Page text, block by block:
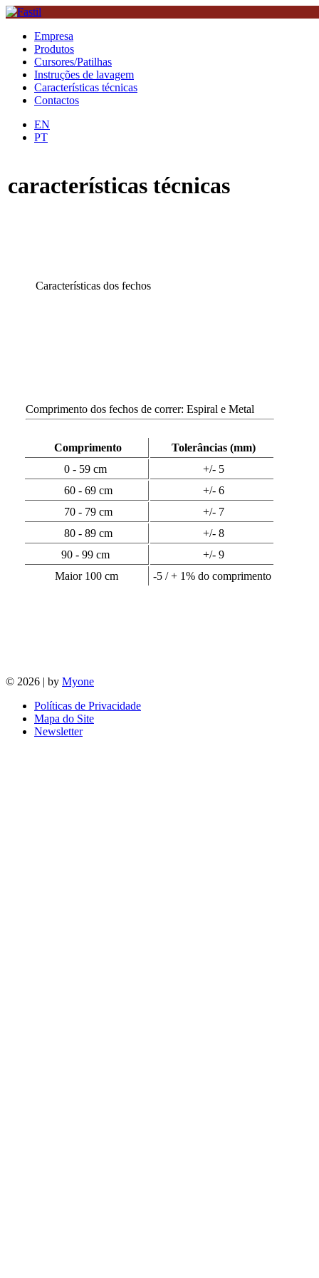
Empresa
Produtos
Cursores/Patilhas
Instruções de lavagem
Características técnicas
Contactos
EN
PT
características técnicas
Características dos fechos
Comprimento dos fechos de correr: Espiral e Metal
Comprimento
Tolerâncias (mm)
0 - 59 cm
+/- 5
60 - 69 cm
+/- 6
70 - 79 cm
+/- 7
80 - 89 cm
+/- 8
90 - 99 cm
+/- 9
Maior 100 cm
-5 / + 1% do comprimento
© 2026 | by Myone
Políticas de Privacidade
Mapa do Site
Newsletter